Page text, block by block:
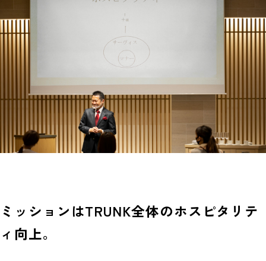
ミッションはTRUNK全体のホスピタリテ
ィ向上。